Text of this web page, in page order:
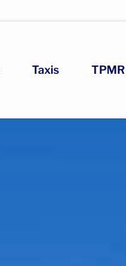
Taxis TPMR